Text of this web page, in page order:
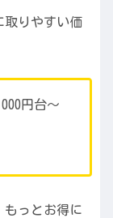
取りやすい価
円台〜
もっとお得に